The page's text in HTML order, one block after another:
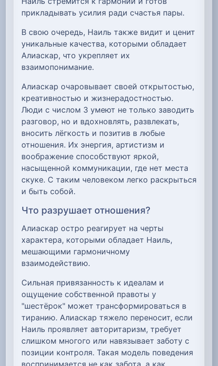
прикладывать усилия ради счастья пары.
В свою очередь, Наиль также видит и ценит
уникальные качества, которыми обладает
Алиаскар, что укрепляет их
взаимопонимание.
Алиаскар очаровывает своей открытостью,
креативностью и жизнерадостностью.
Люди с числом 3 умеют не только заводить
разговор, но и вдохновлять, развлекать,
вносить лёгкость и позитив в любые
отношения. Их энергия, артистизм и
воображение способствуют яркой,
насыщенной коммуникации, где нет места
скуке. С таким человеком легко раскрыться
и быть собой.
Что разрушает отношения?
Алиаскар остро реагирует на черты
характера, которыми обладает Наиль,
мешающими гармоничному
взаимодействию.
Сильная привязанность к идеалам и
ощущение собственной правоты у
"шестёрок" может трансформироваться в
тиранию. Алиаскар тяжело переносит, если
Наиль проявляет авторитаризм, требует
слишком многого или навязывает заботу с
позиции контроля. Такая модель поведения
воспринимается не как забота, а как